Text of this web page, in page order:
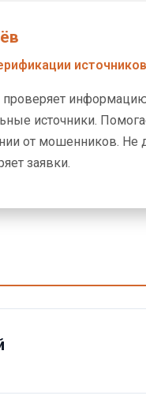
источники.
от мошенников. Не
заявки.